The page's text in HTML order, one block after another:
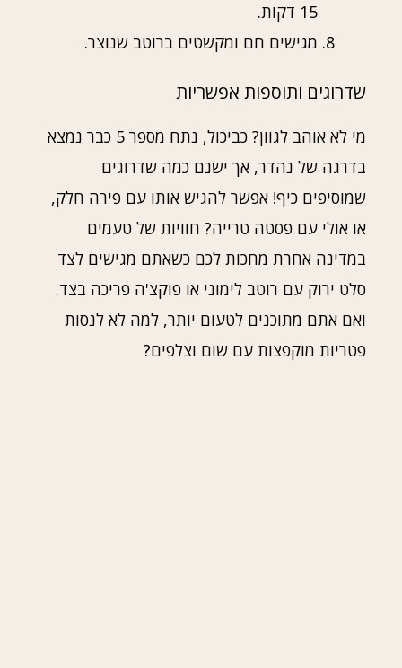
15 דקות.
מגישים חם ומקשטים ברוטב שנוצר.
שדרוגים ותוספות אפשריות
מי לא אוהב לגוון? כביכול, נתח מספר 5 כבר נמצא
בדרגה של נהדר, אך ישנם כמה שדרוגים
שמוסיפים כיף! אפשר להגיש אותו עם פירה חלק,
או אולי עם פסטה טרייה? חוויות של טעמים
במדינה אחרת מחכות לכם כשאתם מגישים לצד
סלט ירוק עם רוטב לימוני או פוקצ'ה פריכה בצד.
ואם אתם מתוכנים לטעום יותר, למה לא לנסות
פטריות מוקפצות עם שום וצלפים?